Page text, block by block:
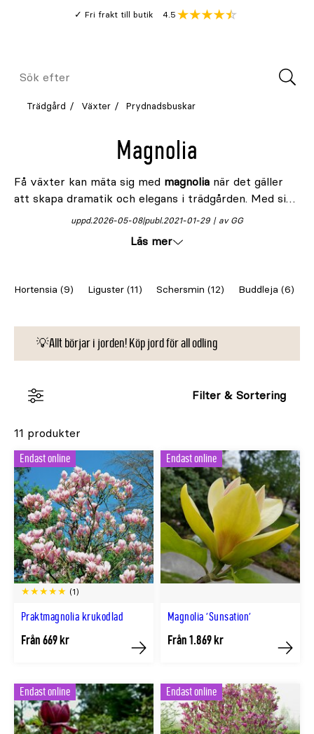
Fri frakt till butik
Genomsnitt
4.5
Meny
Sök
Trädgård Växter Prydnadsbuskar
Magnolia
Få växter kan mäta sig med magnolia när det gäller
att skapa dramatik och elegans i trädgården. Med sina
stora, porslinslika blommor som slår ut på bar kvist
oemotståndligt blickfång – ett levande konstverk i
praktfullt magnoliaträd eller en nätt magnoliabuske,
får du en växt med imponerande historia och
publ.2021-01-29
uppd.2026-05-08 av GG
Läs mer
Hortensia (9) Liguster (11) Schersmin (12) Buddleja (6)
💡Allt börjar i jorden! Köp jord för all odling
Filter & Sortering
11 produkter
Praktmagnolia krukodlad
(1)
Endast online
Från 669 kr
Köp
Magnolia 'Sunsation'
Endast online
Från 1.869 kr
Köp
Endast online Endast online